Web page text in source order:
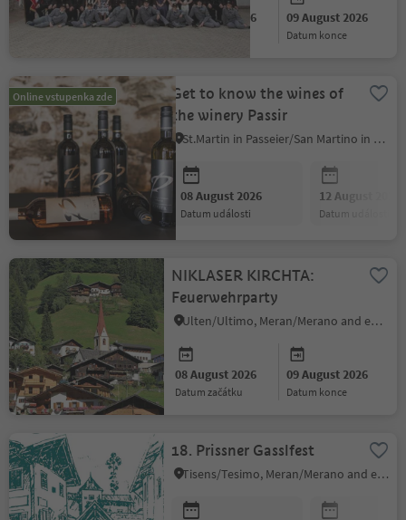
08 August 2026 09 August 2026
datum konce
Online vstupenka zde
Get to know the wines of
the winery Passir
St.Martin in Passeier/San Martino in Passiria, Meran/Merano and environs
08 August 2026
datum události
12 August 2026
datum události
NIKLASER KIRCHTA:
Feuerwehrparty
Ulten/Ultimo, Meran/Merano and environs
08 August 2026
datum začátku
09 August 2026
datum konce
18. Prissner Gasslfest
Tisens/Tesimo, Meran/Merano and environs